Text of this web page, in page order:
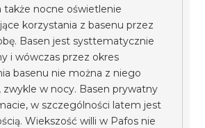
także nocne oświetlenie
korzystania z basenu przez
Basen jest systtematycznie
i wówczas przez okres
basenu nie można z niego
zwykle w nocy. Basen prywatny
w szczególności latem jest
Wiekszość willi w Pafos nie